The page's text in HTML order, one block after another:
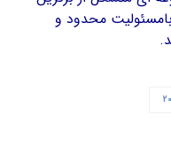
محدود و